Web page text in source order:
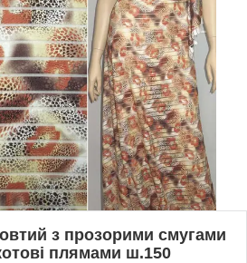
з прозорими смугами
плямами ш.150